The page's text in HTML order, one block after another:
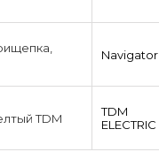
Navigator
TDM
TDM
ЕLECTRIC